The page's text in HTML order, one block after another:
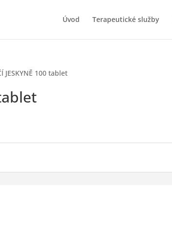
Úvod Terapeutické služby
JESKYNĚ 100 tablet